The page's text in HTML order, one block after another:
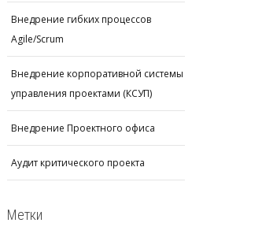
Внедрение гибких процессов
Agile/Scrum
Внедрение корпоративной системы
управления проектами (КСУП)
Внедрение Проектного офиса
Аудит критического проекта
Метки